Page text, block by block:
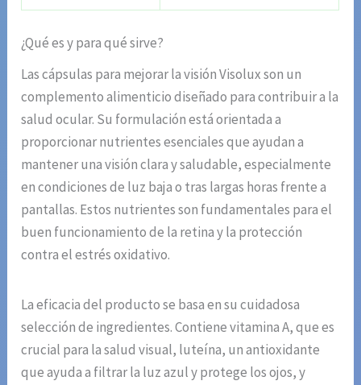
¿Qué es y para qué sirve?
Las cápsulas para mejorar la visión Visolux son un
complemento alimenticio diseñado para contribuir a la
salud ocular. Su formulación está orientada a
proporcionar nutrientes esenciales que ayudan a
mantener una visión clara y saludable, especialmente
en condiciones de luz baja o tras largas horas frente a
pantallas. Estos nutrientes son fundamentales para el
buen funcionamiento de la retina y la protección
contra el estrés oxidativo.
La eficacia del producto se basa en su cuidadosa
selección de ingredientes. Contiene vitamina A, que es
crucial para la salud visual, luteína, un antioxidante
que ayuda a filtrar la luz azul y protege los ojos, y